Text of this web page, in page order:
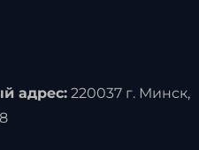
адрес:220037 г. Минск,